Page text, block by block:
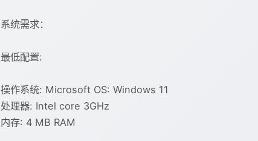
系统需求：
最低配置:
操作系统: Microsoft OS: Windows 11
处理器: Intel core 3GHz
内存: 4 MB RAM